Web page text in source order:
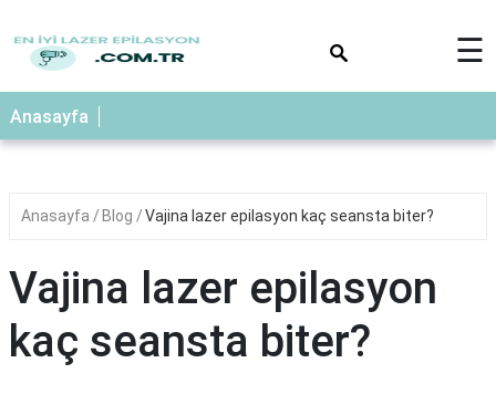
☰
Anasayfa
Anasayfa Blog Vajina lazer epilasyon kaç seansta biter?
Vajina lazer epilasyon
kaç seansta biter?